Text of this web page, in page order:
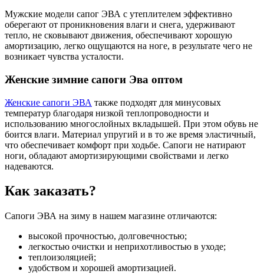
Мужские модели сапог ЭВА с утеплителем эффективно
оберегают от проникновения влаги и снега, удерживают
тепло, не сковывают движения, обеспечивают хорошую
амортизацию, легко ощущаются на ноге, в результате чего не
возникает чувства усталости.
Женские зимние сапоги Эва оптом
Женские сапоги ЭВА также подходят для минусовых
температур благодаря низкой теплопроводности и
использованию многослойных вкладышей. При этом обувь не
боится влаги. Материал упругий и в то же время эластичный,
что обеспечивает комфорт при ходьбе. Сапоги не натирают
ноги, обладают амортизирующими свойствами и легко
надеваются.
Как заказать?
Сапоги ЭВА на зиму в нашем магазине отличаются:
высокой прочностью, долговечностью;
легкостью очистки и неприхотливостью в уходе;
теплоизоляцией;
удобством и хорошей амортизацией.